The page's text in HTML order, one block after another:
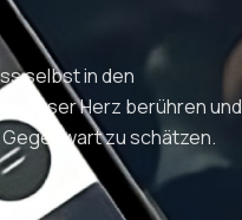
selbst in den
unser Herz berühren und
zu schätzen.